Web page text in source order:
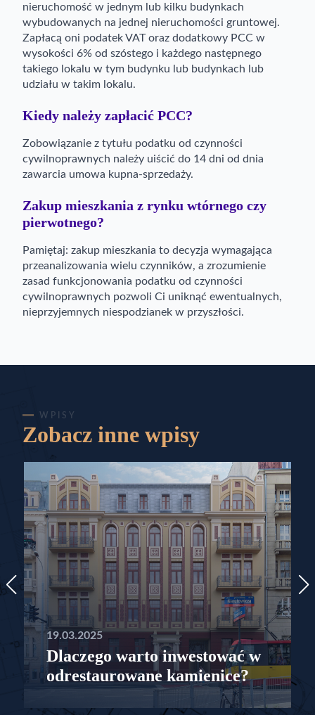
nieruchomość w jednym lub kilku budynkach
wybudowanych na jednej nieruchomości gruntowej.
Zapłacą oni podatek VAT oraz dodatkowy PCC w
wysokości 6% od szóstego i każdego następnego
takiego lokalu w tym budynku lub budynkach lub
udziału w takim lokalu.
Kiedy należy zapłacić PCC?
Zobowiązanie z tytułu podatku od czynności
cywilnoprawnych należy uiścić do 14 dni od dnia
zawarcia umowa kupna-sprzedaży.
Zakup mieszkania z rynku wtórnego czy
pierwotnego?
Pamiętaj: zakup mieszkania to decyzja wymagająca
przeanalizowania wielu czynników, a zrozumienie
zasad funkcjonowania podatku od czynności
cywilnoprawnych pozwoli Ci uniknąć ewentualnych,
nieprzyjemnych niespodzianek w przyszłości.
WPISY
Zobacz inne wpisy
19.03.2025
Dlaczego warto inwestować w
odrestaurowane kamienice?